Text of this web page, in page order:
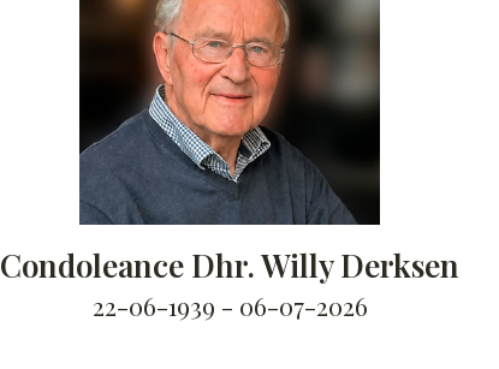
Condoleance Dhr. Willy Derksen
22-06-1939 - 06-07-2026